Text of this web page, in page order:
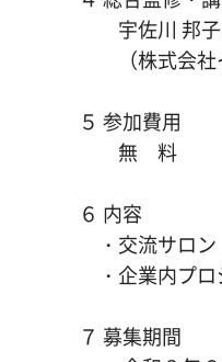
宇佐川 邦子
（株式会社イ
５ 参加費用
無 料
６ 内容
・交流サロン
・企業内プ
７ 募集期間